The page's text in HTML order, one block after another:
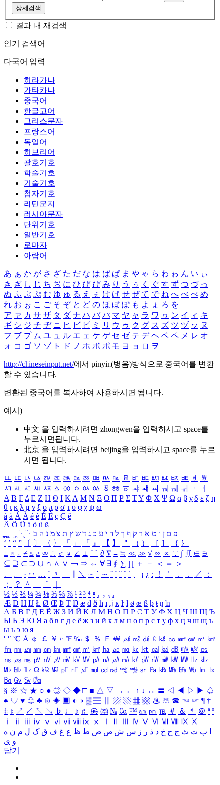
상세검색
결과 내 재검색
인기 검색어
다국어 입력
히라가나
가타카나
중국어
한글고어
그리스문자
프랑스어
독일어
히브리어
괄호기호
학술기호
기술기호
첨자기호
라틴문자
러시아문자
단위기호
일반기호
로마자
아랍어
あ ぁ か が さ ざ た だ な は ば ぱ ま や ゃ ら わ ゎ ん い ぃ
き ぎ し じ ち ぢ に ひ び ぴ み り う ぅ く ぐ す ず つ づ っ
ぬ ふ ぶ ぷ む ゆ ゅ る え ぇ け げ せ ぜ て で ね へ べ ぺ め
れ お ぉ こ ご そ ぞ と ど の ほ ぼ ぽ も よ ょ ろ を
ア ァ カ サ ザ タ ダ ナ ハ バ パ マ ヤ ャ ラ ワ ヮ ン イ ィ キ
ギ シ ジ チ ヂ ニ ヒ ビ ピ ミ リ ウ ゥ ク グ ス ズ ツ ヅ ッ ヌ
フ ブ プ ム ユ ュ ル エ ェ ケ ゲ セ ゼ テ デ ヘ ベ ペ メ レ オ
ォ コ ゴ ソ ゾ ト ド ノ ホ ボ ポ モ ヨ ョ ロ ヲ ―
http://chineseinput.net/에서 pinyin(병음)방식으로 중국어를 변환
할 수 있습니다.
변환된 중국어를 복사하여 사용하시면 됩니다.
예시)
中文 을 입력하시려면 zhongwen을 입력하시고 space를
누르시면됩니다.
北京 을 입력하시려면 beijing을 입력하시고 space를 누르
시면 됩니다.
ㅥ ㅦ ㅧ ㅨ ㅩ ㅪ ㅫ ㅬ ㅭ ㅮ ㅯ ㅰ ㅱ ㅲ ㅳ ㅴ ㅵ ㅶ ㅷ ㅸ
ㅹ
ㅺ ㅻ ㅼ ㅽ ㅾ ㅿ ㆀ ㆁ ㆂ ㆃ ㆄ ㆅ ㆆ ㆇ ㆈ ㆉ ㆊ ㆋ ㆌ ㆍ
ㆎ
Α Β ΓΔ Ε Ζ Η Θ Ι ΚΛ Μ Ν Ξ Ο Π Ρ Σ ΤΥ Φ Χ Ψ Ω α β γ δ ε ζ η
θ ι κ λ μ ν ξ ο π ρ σ τ υ φ χ ψ ω
á à Á À é è É È ç Ç ê
Ä Ö Ü ä ö ü ß
ִֶֹ ֻּ ׁׂ פ ם ן ו ט א ר ק ף ך ל ח י ע כ ג ד ש ץ ת צ מ נ ה ב
‘ ’ “ ” 〔 〕 〈 〉 「 」 『 』 【 】 ＂ （ ） ［ ］ ｛ ｝
± × ÷ ≠ ≤ ≥ ∞ ∴ ♂ ♀ ∠ ⊥ ⌒ ∂ ∇ ≡ ≒ ≪ ≫ √ ∽ ∝ ∵ ∫ ∬ ∈ ∋
⊆ ⊇ ⊂ ⊃ ∪ ∩ ∧ ∨ ￢ ⇒ ⇔ ∀ ∃ ∮ ∑ ∏ ＋ － ＜ ＝
＞
、
。 · ‥ … ¨ 〃 ― ＼ ∼ ´ ～ ˇ ˘ ˝ ˚ ˙ ¸ ¡ ¿ ː ！ ＇ ， ． ／
：
；
？ ＾ ｀
½ ⅓ ⅔ ¼ ¾ ⅛ ⅜ ⅝ ⅞ ¹ ² ³ ⁴ ⁿ ₁ ₂ ₃ ₄
Æ Ð Ħ Ĳ Ł Ø Œ Þ Ŧ Ŋ æ đ ð ħ ı ĳ ĸ ŀ ł ø œ ß þ ŧ ŋ ŉ
А Б В Г Д Е Ё Ж З И Й К Л М Н О П Р С Т У Ф Х Ц Ч Ш Щ Ъ
Ы Ь Э Ю Я а б в г д е ё ж з и й к л м н о п р с т у ф х ц ч ш щ ъ
ы ь э ю я
′ ″ ℃ Å ￠ ￡ ￥ ¤ ℉ ‰ ＄ ％ Ｆ ￦ ㎕ ㎖ ㎗ ℓ ㎘ ㏄ ㎣ ㎤ ㎥ ㎦
㎙ ㎚ ㎛ ㎜ ㎝ ㎞ ㎟ ㎠ ㎡ ㎢ ㏊ ㎍ ㎎ ㎏ ㏏ ㎈ ㎉ ㏈ ㎧ ㎨ ㎰
㎱ ㎲ ㎳ ㎴ ㎵ ㎶ ㎷ ㎸ ㎹ ㎀ ㎁ ㎂ ㎃ ㎄ ㎺ ㎻ ㎽ ㎾ ㎿ ㎐ ㎑
㎒ ㎓ ㎔ Ω ㏀ ㏁ ㎊ ㎋ ㎌ ㏖ ㏅ ㎭ ㎮ ㎯ ㏛ ㎩ ㎪ ㎫ ㎬ ㏝ ㏐
㏓
㏃ ㏉ ㏜ ㏆
§ ※ ☆ ★ ○ ● ◎ ◇ ◆ □ ■ △ ▽ → ← ↑ ↓ ↔ 〓 ◁ ◀ ▷ ▶ ♤
♠ ♡ ♥ ♧ ♣ ⊙ ◈ ▣ ◐ ◑ ▒ ▤ ▨ ▧ ▦ ▩ ♨ ☏ ☎ ☜ ☞ ¶ †
‡ ↕ ↗ ↙ ↖ ↘ ♭ ♩ ♪ ♬ ㉿ ㈜ № ㏇ ™ ㏂ ㏘ ℡ ＃ ＆ ＊ ＠ ª º
ⅰ
ⅱ ⅲ ⅳ ⅴ ⅵ ⅶ ⅷ ⅸ ⅹ Ⅳ Ⅴ Ⅵ Ⅶ Ⅷ Ⅸ Ⅹ
ب ت ث ج ح خ د ذ ر ز س ش ص ض ط ظ ع غ ف ق ک ل م ن ه
و ی
닫기